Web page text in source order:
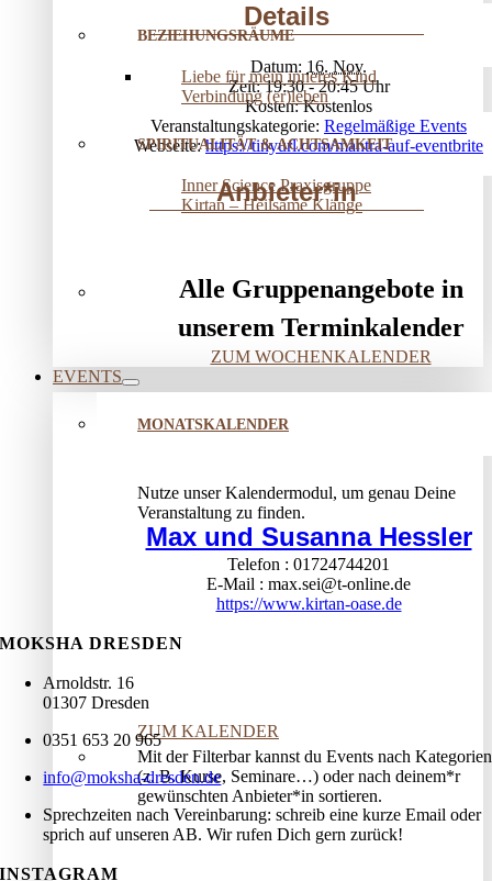
BEZIEHUNGSRÄUME
Liebe für mein inneres Kind
Verbindung (er)leben
SPIRITUALITÄT & ACHTSAMKEIT
Inner Science Praxisgruppe
Kirtan – Heilsame Klänge
Alle Gruppenangebote in
unserem Terminkalender
ZUM WOCHENKALENDER
EVENTS
MONATSKALENDER
Nutze unser Kalendermodul, um genau Deine
Veranstaltung zu finden.
ZUM KALENDER
Mit der Filterbar kannst du Events nach Kategorien
(z. B. Kurse, Seminare…) oder nach deinem*r
gewünschten Anbieter*in sortieren.
Details
Datum: 16. Nov.
Zeit: 19:30 - 20:45
Kosten: Kostenlos
Veranstaltungskategorie: Regelmäßige Events
Webseite: https://tinyurl.com/mantra-auf-eventbrite
Anbieter*in
Max und Susanna Hessler
Telefon
01724744201
E-Mail
max.sei@t-online.de
https://www.kirtan-oase.de
MOKSHA DRESDEN
Arnoldstr. 16
01307 Dresden
0351 653 20 965
info@moksha-dresden.de
Sprechzeiten nach Vereinbarung: schreib eine kurze Email oder
sprich auf unseren AB. Wir rufen Dich gern zurück!
INSTAGRAM